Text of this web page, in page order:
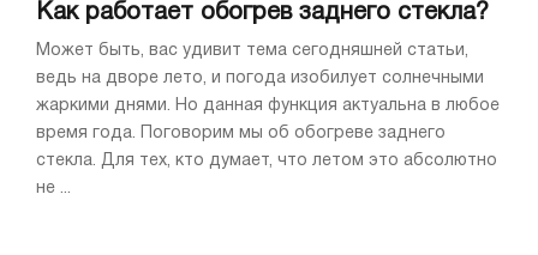
Как работает обогрев заднего стекла?
Может быть, вас удивит тема сегодняшней статьи,
ведь на дворе лето, и погода изобилует солнечными
жаркими днями. Но данная функция актуальна в любое
время года. Поговорим мы об обогреве заднего
стекла. Для тех, кто думает, что летом это абсолютно
не ...